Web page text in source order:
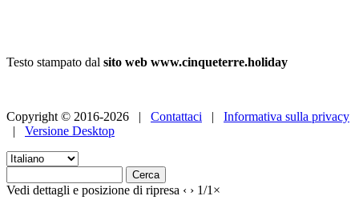
Testo stampato dal sito web www.cinqueterre.holiday
Copyright © 2016-2026 | Contattaci | Informativa sulla privacy
| Versione Desktop
Vedi dettagli e posizione di ripresa ‹ › 1/1 ×